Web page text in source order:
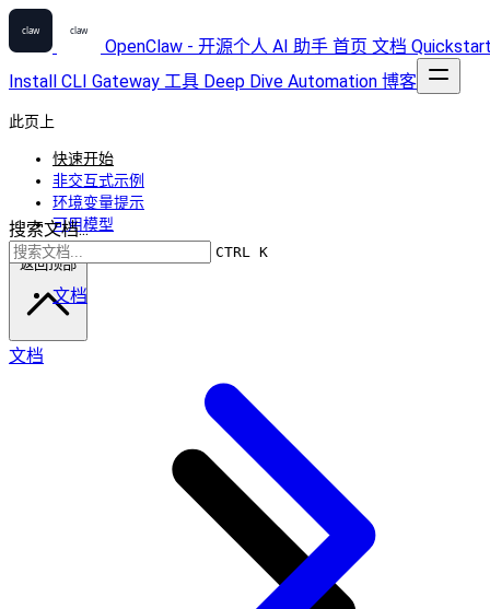
OpenClaw - 开源个人 AI 助手 首页 文档
Install CLI Gateway 工具 Deep Dive Automation 博客
搜索文档...
CTRL K
文档
此页上
快速开始
非交互式示例
环境变量提示
可用模型
返回顶部
文档